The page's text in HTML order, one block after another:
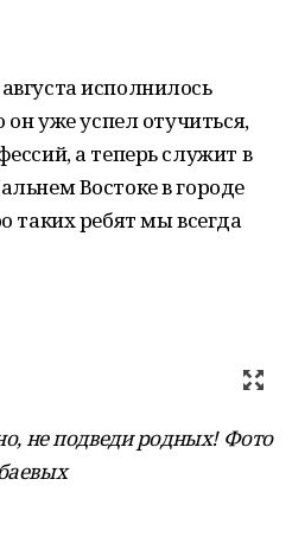
исполнилось
он уже успел отучиться,
а теперь служит в
Востоке в городе
таких ребят мы всегда
не подведи родных! Фото